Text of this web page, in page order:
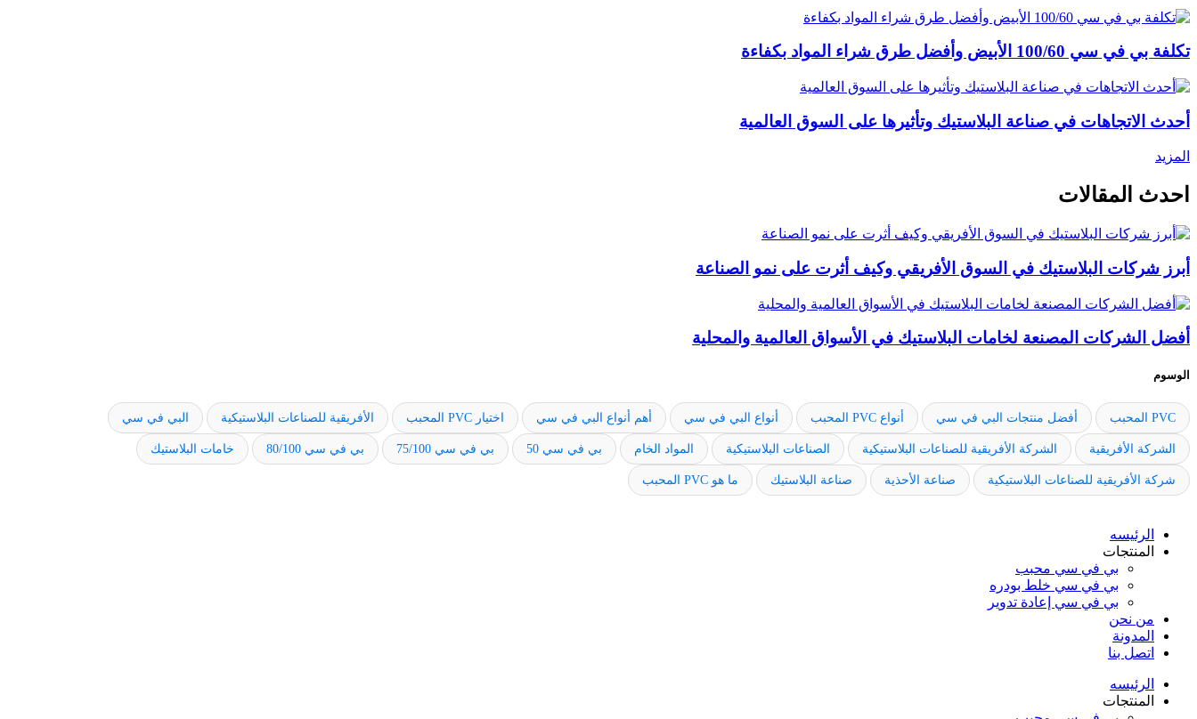
تكلفة بي في سي 100/60 الأبيض وأفضل طرق شراء المواد بكفاءة
أحدث الاتجاهات في صناعة البلاستيك وتأثيرها على السوق العالمية
المزيد
احدث المقالات
أبرز شركات البلاستيك في السوق الأفريقي وكيف أثرت على نمو الصناعة
أفضل الشركات المصنعة لخامات البلاستيك في الأسواق العالمية والمحلية
الوسوم
PVC المحبب أفضل منتجات البي في سي أنواع PVC المحبب أنواع البي في سي أهم أنواع البي في سي اختيار PVC المحبب الأفريقية للصناعات البلاستيكية البي في سي
الشركة الأفريقية الشركة الأفريقية للصناعات البلاستيكية الصناعات البلاستيكية المواد الخام بي في سي 50 بي في سي 75/100 بي في سي 80/100 خامات البلاستيك
شركة الأفريقية للصناعات البلاستيكية صناعة الأحذية صناعة البلاستيك ما هو PVC المحبب
الرئيسه
المنتجات
بي في سي محبب
بي في سي خلط بودره
بي في سي إعادة تدوير
من نحن
المدونة
اتصل بنا
الرئيسه
المنتجات